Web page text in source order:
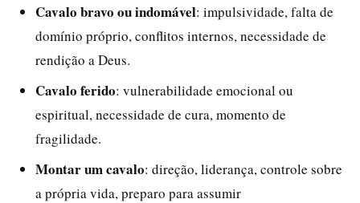
Cavalo bravo ou indomável: impulsividade, falta de
domínio próprio, conflitos internos, necessidade de
rendição a Deus.
Cavalo ferido: vulnerabilidade emocional ou
espiritual, necessidade de cura, momento de
fragilidade.
Montar um cavalo: direção, liderança, controle sobre
a própria vida, preparo para assumir